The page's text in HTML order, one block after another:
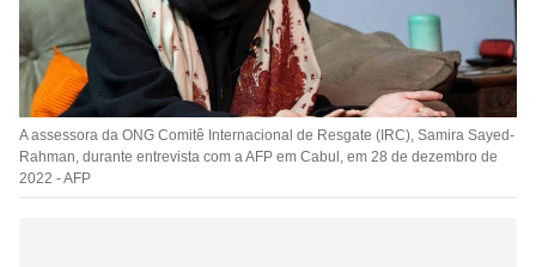
A assessora da ONG Comitê Internacional de Resgate (IRC), Samira Sayed-
Rahman, durante entrevista com a AFP em Cabul, em 28 de dezembro de
2022 - AFP